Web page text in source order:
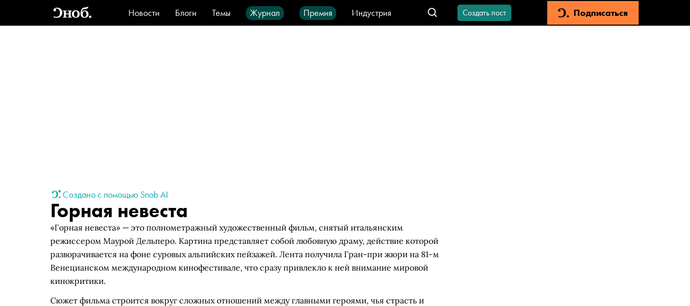
Новости Блоги Темы Журнал Премия
Индустрия
Стиль
Видео Город IT-продукты
Создать пост Подписаться
Создано с помощью Snob AI
Горная невеста
«Горная невеста» — это полнометражный художественный фильм, снятый итальянским
режиссером Маурой Дельперо. Картина представляет собой любовную драму, действие которой
разворачивается на фоне суровых альпийских пейзажей. Лента получила Гран-при жюри на 81-м
Венецианском международном кинофестивале, что сразу привлекло к ней внимание мировой
кинокритики.
Сюжет фильма строится вокруг сложных отношений между главными героями, чья страсть и